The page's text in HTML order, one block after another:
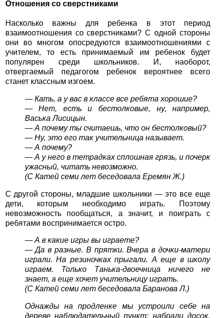
Отношения со сверстниками
Насколько важны для ребенка в этот период
взаимоотношения со сверстниками? С одной стороны
они во многом опосредуются взаимоотношениями с
учителем, то есть принимаемый им ребенок будет
популярен среди школьников. И, наоборот,
отвергаемый педагогом ребенок вероятнее всего
станет классным изгоем.
— Кать, а у вас в классе все ребята хорошие?
— Нет, есть и бестолковые, ну, например,
Васька Лисицын.
— А почему ты считаешь, что он бестолковый?
— Ну, это его так учительница называет.
— А почему?
— А у него в тетрадках сплошная грязь, и почерк
ужасный, читать невозможно.
(С Катей семи лет беседовала Еремян Ж.)
С другой стороны, младшие школьники — это все еще
дети, которым необходимо играть. Поэтому
невозможность пообщаться, а значит, и поиграть с
ребятами воспринимается остро.
— А в какие игры вы играете?
— Да в разные. В прятки. Вчера в дочки-матери
играли. На резиночках прыгали. А еще в школу
играем. Только Танька-двоечница ничего не
знает, а еще хочет учительницу играть.
(С Катей семи лет беседовала Баранова Л.)
Однажды на продленке мы устроили себе на
дереве наблюдательный пункт: набрали досок,